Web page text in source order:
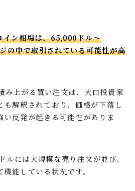
イン相場は、65,000ドル〜
の中で取引されている可能性が高
み上がる買い注文は、大口投資家
も解釈されており、価格が下落し
い反発が起きる可能性がありま
には大規模な売り注文が並び、
能している状況です。